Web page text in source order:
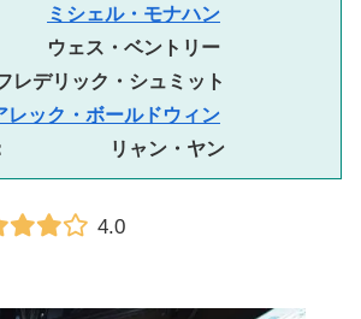
ミシェル・モナハン
　　ウェス・ベントリー
デリック・シュミット
レック・ボールドウィン
　　　　  リャン・ヤン
4.0